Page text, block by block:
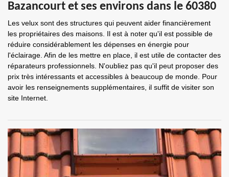
Bazancourt et ses environs dans le 60380
Les velux sont des structures qui peuvent aider financièrement
les propriétaires des maisons. Il est à noter qu'il est possible de
réduire considérablement les dépenses en énergie pour
l'éclairage. Afin de les mettre en place, il est utile de contacter des
réparateurs professionnels. N'oubliez pas qu'il peut proposer des
prix très intéressants et accessibles à beaucoup de monde. Pour
avoir les renseignements supplémentaires, il suffit de visiter son
site Internet.